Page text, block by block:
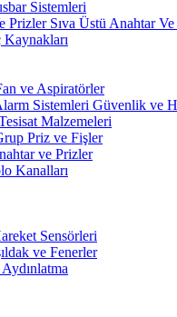
Sistemleri
Sıva Üstü Anahtar
Kaynakları
ve Aspiratörler
Güvenlik ve
Malzemeleri
Priz ve Fişler
ve Prizler
Kanalları
Sensörleri
ve Fenerler